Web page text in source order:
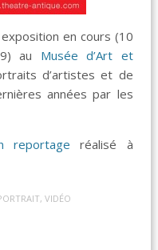
en cours (10
au Musée d’Art et
d’artistes et de
années par les
reportage réalisé à
,VIDÉO